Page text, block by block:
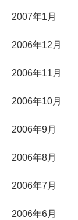
2007年1月
2006年12月
2006年11月
2006年10月
2006年9月
2006年8月
2006年7月
2006年6月